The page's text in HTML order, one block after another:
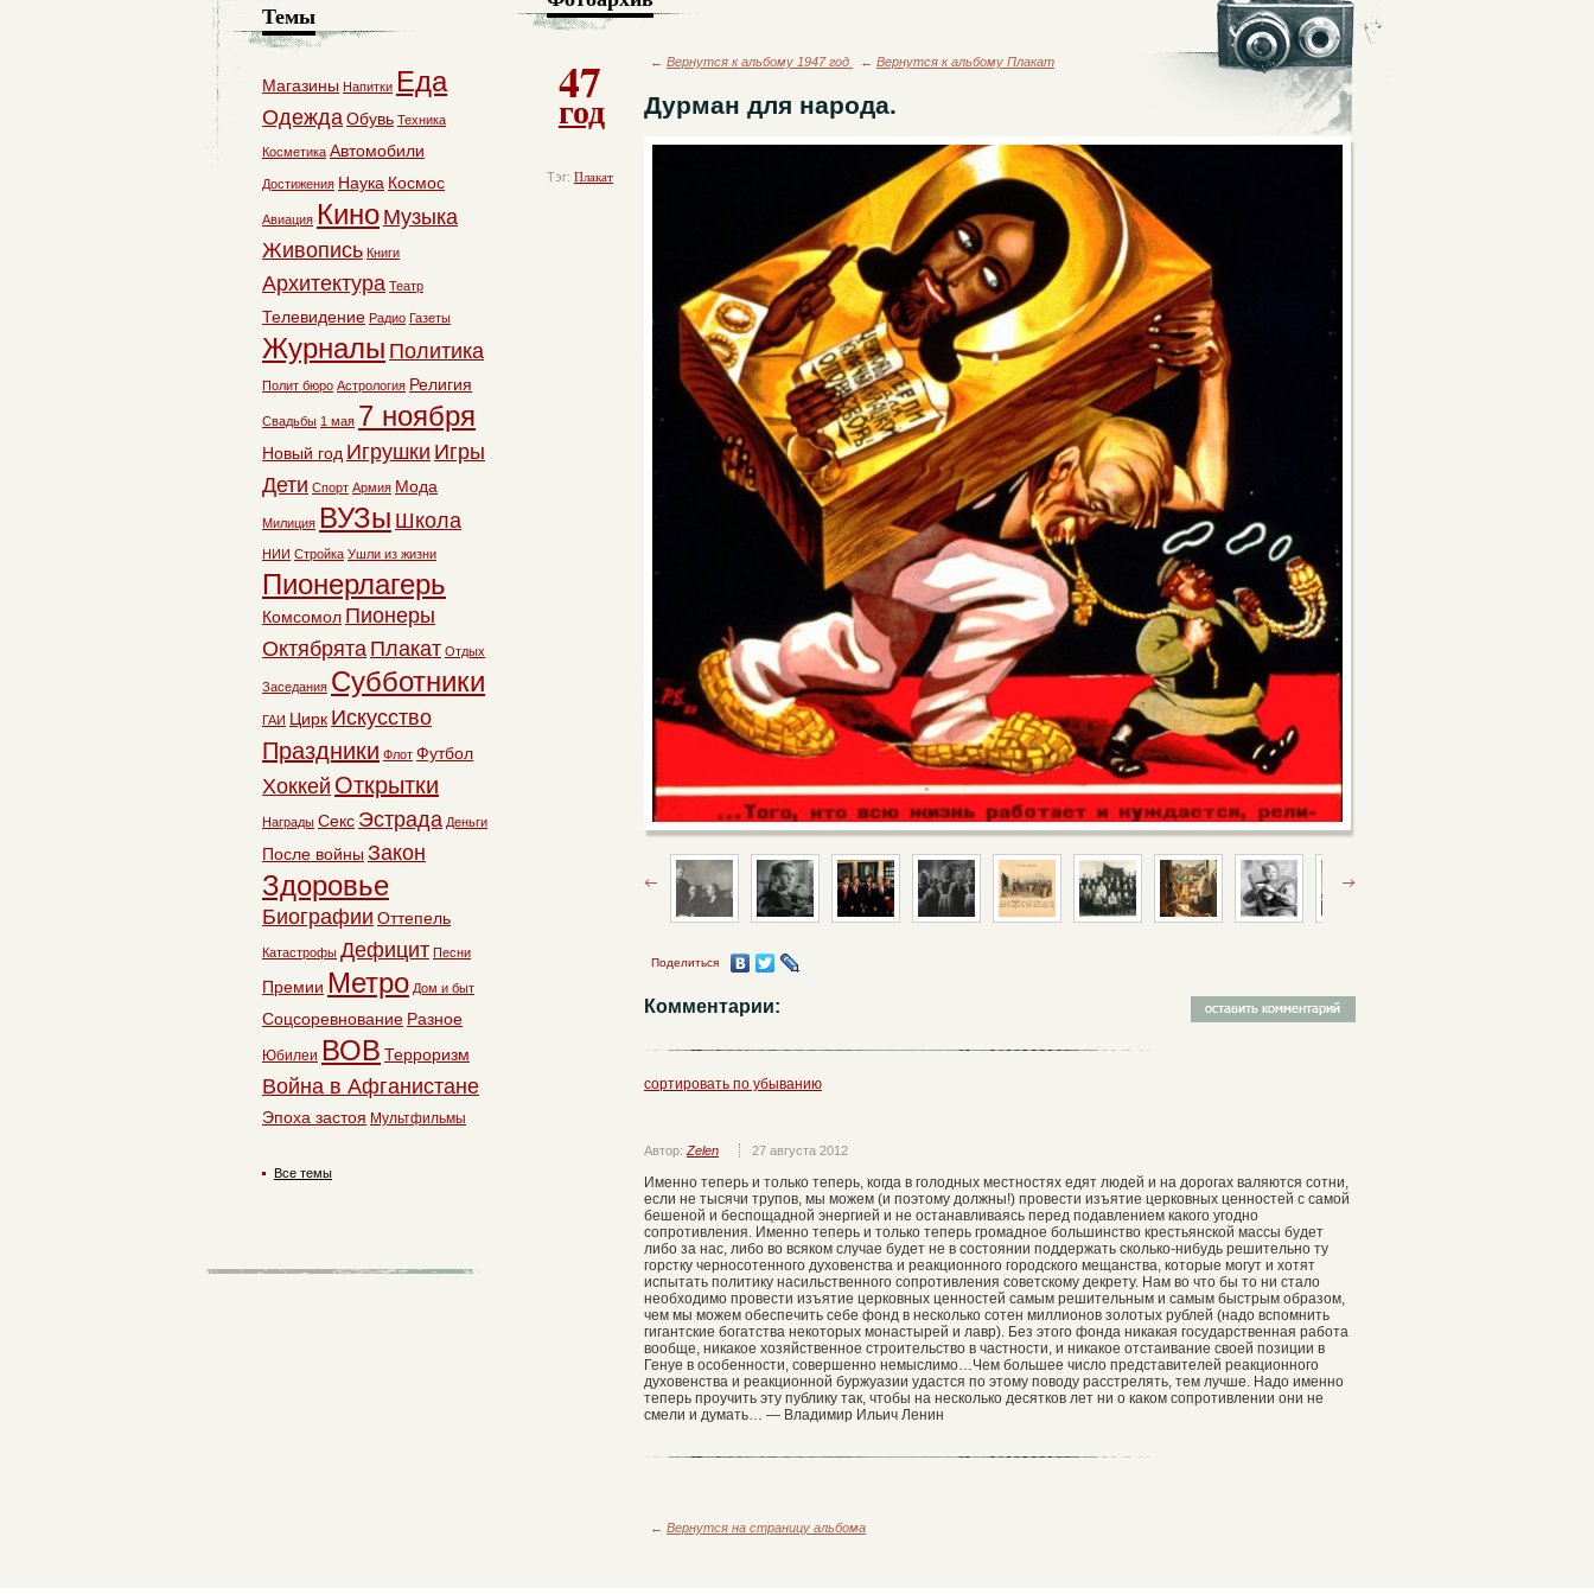
47
год
Тэг: Плакат
← Вернутся к альбому 1947 год ← Вернутся к альбому Плакат
Дурман для народа.
Поделиться
Комментарии:
сортировать по убыванию
Автор: Zelen 27 августа 2012
Именно теперь и только теперь, когда в голодных местностях едят людей и на дорогах валяются сотни,
если не тысячи трупов, мы можем (и поэтому должны!) провести изъятие церковных ценностей с самой
бешеной и беспощадной энергией и не останавливаясь перед подавлением какого угодно
сопротивления. Именно теперь и только теперь громадное большинство крестьянской массы будет
либо за нас, либо во всяком случае будет не в состоянии поддержать сколько-нибудь решительно ту
горстку черносотенного духовенства и реакционного городского мещанства, которые могут и хотят
испытать политику насильственного сопротивления советскому декрету. Нам во что бы то ни стало
необходимо провести изъятие церковных ценностей самым решительным и самым быстрым образом,
чем мы можем обеспечить себе фонд в несколько сотен миллионов золотых рублей (надо вспомнить
гигантские богатства некоторых монастырей и лавр). Без этого фонда никакая государственная работа
вообще, никакое хозяйственное строительство в частности, и никакое отстаивание своей позиции в
Генуе в особенности, совершенно немыслимо…Чем большее число представителей реакционного
духовенства и реакционной буржуазии удастся по этому поводу расстрелять, тем лучше. Надо именно
теперь проучить эту публику так, чтобы на несколько десятков лет ни о каком сопротивлении они не
смели и думать… — Владимир Ильич Ленин
← Вернутся на страницу альбома
Темы
Магазины Напитки Еда
ОдеждаОбувь Техника
Косметика Автомобили
Достижения Наука Космос
Авиация Кино Музыка
Живопись Книги
Архитектура Театр
Телевидение Радио Газеты
Журналы Политика
Полит бюро Астрология Религия
Свадьбы 1 мая 7 ноября
Новый год Игрушки Игры
Дети Спорт Армия Мода
Милиция ВУЗы Школа
НИИ Стройка Ушли из жизни
Пионерлагерь
Комсомол Пионеры
Октябрята Плакат Отдых
Заседания Субботники
ГАИ Цирк Искусство
Праздники Флот Футбол
Хоккей Открытки
Награды Секс Эстрада Деньги
После войны Закон
Здоровье
Биографии Оттепель
Катастрофы Дефицит Песни
Премии Метро Дом и быт
Соцсоревнование Разное
Юбилеи ВОВ Терроризм
Война в Афганистане
Эпоха застоя Мультфильмы
Все темы